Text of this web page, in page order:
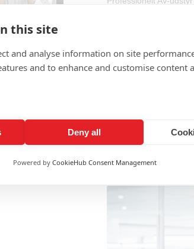
software, for at sikre,
Dette står i skarp
væk”-tilgang.
this site
and analyse information on site
and to enhance and customise content
Deny all
Powered by CookieHub Consent Management